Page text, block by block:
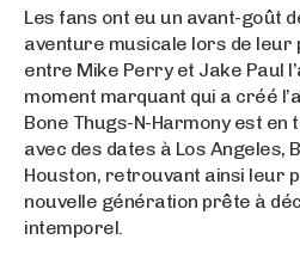
Les fans ont eu un avant-goût
aventure musicale lors de
entre Mike Perry et Jake Paul
moment marquant qui a créé
Bone Thugs-N-Harmony est en
avec des dates à Los Angeles,
Houston, retrouvant ainsi leur
nouvelle génération prête à
intemporel.